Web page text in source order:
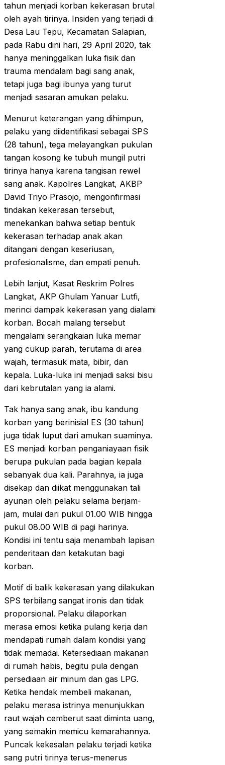
tahun menjadi korban kekerasan brutal
oleh ayah tirinya. Insiden yang terjadi di
Desa Lau Tepu, Kecamatan Salapian,
pada Rabu dini hari, 29 April 2020, tak
hanya meninggalkan luka fisik dan
trauma mendalam bagi sang anak,
tetapi juga bagi ibunya yang turut
menjadi sasaran amukan pelaku.
Menurut keterangan yang dihimpun,
pelaku yang diidentifikasi sebagai SPS
(28 tahun), tega melayangkan pukulan
tangan kosong ke tubuh mungil putri
tirinya hanya karena tangisan rewel
sang anak. Kapolres Langkat, AKBP
David Triyo Prasojo, mengonfirmasi
tindakan kekerasan tersebut,
menekankan bahwa setiap bentuk
kekerasan terhadap anak akan
ditangani dengan keseriusan,
profesionalisme, dan empati penuh.
Lebih lanjut, Kasat Reskrim Polres
Langkat, AKP Ghulam Yanuar Lutfi,
merinci dampak kekerasan yang dialami
korban. Bocah malang tersebut
mengalami serangkaian luka memar
yang cukup parah, terutama di area
wajah, termasuk mata, bibir, dan
kepala. Luka-luka ini menjadi saksi bisu
dari kebrutalan yang ia alami.
Tak hanya sang anak, ibu kandung
korban yang berinisial ES (30 tahun)
juga tidak luput dari amukan suaminya.
ES menjadi korban penganiayaan fisik
berupa pukulan pada bagian kepala
sebanyak dua kali. Parahnya, ia juga
disekap dan diikat menggunakan tali
ayunan oleh pelaku selama berjam-
jam, mulai dari pukul 01.00 WIB hingga
pukul 08.00 WIB di pagi harinya.
Kondisi ini tentu saja menambah lapisan
penderitaan dan ketakutan bagi
korban.
Motif di balik kekerasan yang dilakukan
SPS terbilang sangat ironis dan tidak
proporsional. Pelaku dilaporkan
merasa emosi ketika pulang kerja dan
mendapati rumah dalam kondisi yang
tidak memadai. Ketersediaan makanan
di rumah habis, begitu pula dengan
persediaan air minum dan gas LPG.
Ketika hendak membeli makanan,
pelaku merasa istrinya menunjukkan
raut wajah cemberut saat diminta uang,
yang semakin memicu kemarahannya.
Puncak kekesalan pelaku terjadi ketika
sang putri tirinya terus-menerus